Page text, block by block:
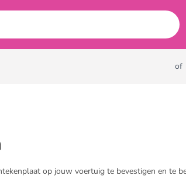
of
op jouw voertuig te bevestigen en te